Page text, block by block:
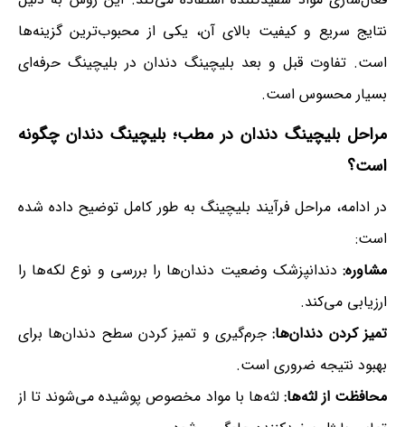
نتایج سریع و کیفیت بالای آن، یکی از محبوب‌ترین گزینه‌ها
است. تفاوت قبل و بعد بلیچینگ دندان در بلیچینگ حرفه‌ای
بسیار محسوس است.
مراحل بلیچینگ دندان در مطب؛ بلیچینگ دندان چگونه
است؟
در ادامه، مراحل فرآیند بلیچینگ به طور کامل توضیح داده شده
است:
مشاوره: دندانپزشک وضعیت دندان‌ها را بررسی و نوع لکه‌ها را
ارزیابی می‌کند.
تمیز کردن دندان‌ها:جرم‌گیری و تمیز کردن سطح دندان‌ها برای
بهبود نتیجه ضروری است.
محافظت از لثه‌ها: لثه‌ها با مواد مخصوص پوشیده می‌شوند تا از